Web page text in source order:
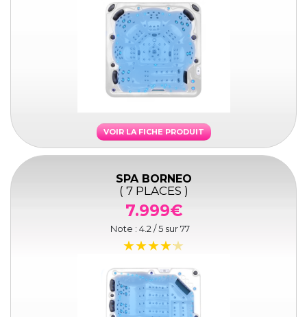
VOIR LA FICHE PRODUIT
SPA BORNEO
( 7 PLACES )
7.999€
Note : 4.2 / 5 sur77